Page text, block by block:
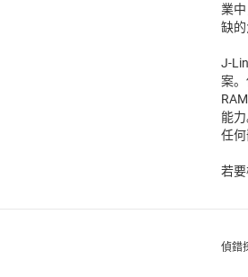
業
缺的
J-
案
能
任
若
偵錯